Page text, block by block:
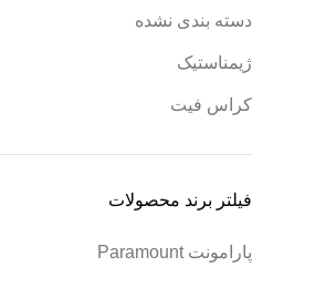
دسته بندی نشده
ژیمناستیک
کراس فیت
فیلتر برند محصولات
پارامونت Paramount